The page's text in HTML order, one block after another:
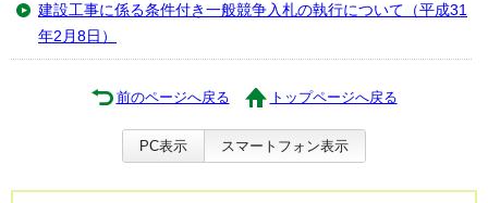
建設工事に係る条件付き一般競争入札の執行について（平成31
年2月8日）
前のページへ戻る トップページへ戻る
PC表示 スマートフォン表示